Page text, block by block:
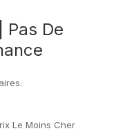
Pas De
Le Moins Cher